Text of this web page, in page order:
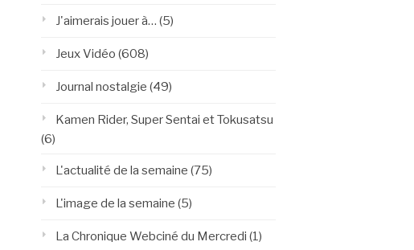
J'aimerais jouer à… (5)
Jeux Vidéo (608)
Journal nostalgie (49)
Kamen Rider, Super Sentai et Tokusatsu
(6)
L'actualité de la semaine (75)
L'image de la semaine (5)
La Chronique Webciné du Mercredi (1)